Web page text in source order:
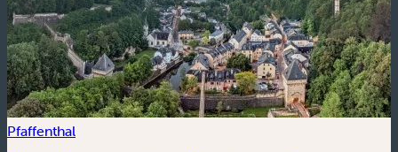
Pfaffenthal